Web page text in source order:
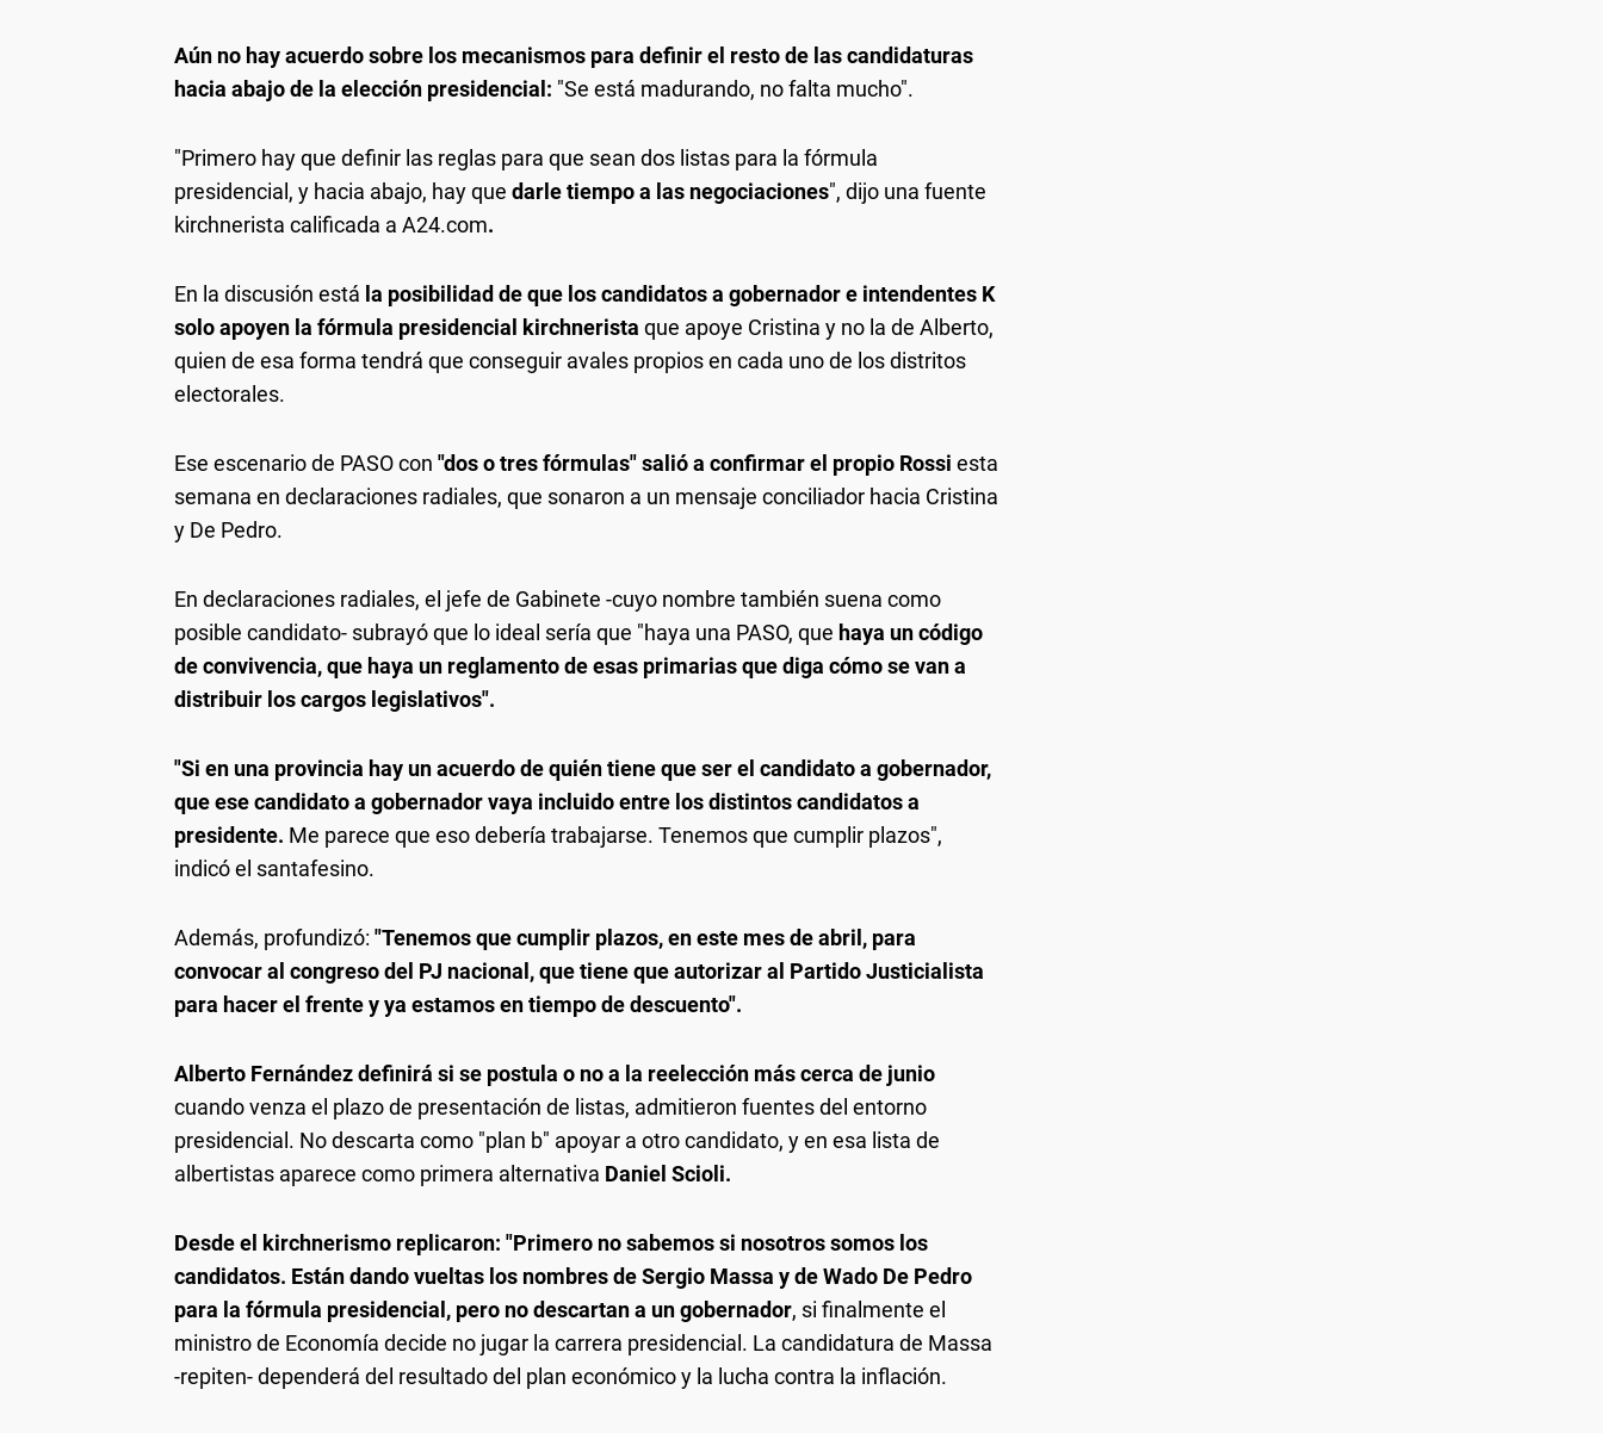
Aún no hay acuerdo sobre los mecanismos para definir el resto de las candidaturas
hacia abajo de la elección presidencial: "Se está madurando, no falta mucho".
"Primero hay que definir las reglas para que sean dos listas para la fórmula
presidencial, y hacia abajo, hay que darle tiempo a las negociaciones", dijo una fuente
kirchnerista calificada a A24.com.
En la discusión está la posibilidad de que los candidatos a gobernador e intendentes K
solo apoyen la fórmula presidencial kirchnerista que apoye Cristina y no la de Alberto,
quien de esa forma tendrá que conseguir avales propios en cada uno de los distritos
electorales.
Ese escenario de PASO con "dos o tres fórmulas" salió a confirmar el propio Rossi esta
semana en declaraciones radiales, que sonaron a un mensaje conciliador hacia Cristina
y De Pedro.
En declaraciones radiales, el jefe de Gabinete -cuyo nombre también suena como
posible candidato- subrayó que lo ideal sería que "haya una PASO, que haya un código
de convivencia, que haya un reglamento de esas primarias que diga cómo se van a
distribuir los cargos legislativos".
"Si en una provincia hay un acuerdo de quién tiene que ser el candidato a gobernador,
que ese candidato a gobernador vaya incluido entre los distintos candidatos a
presidente. Me parece que eso debería trabajarse. Tenemos que cumplir plazos",
indicó el santafesino.
Además, profundizó: "Tenemos que cumplir plazos, en este mes de abril, para
convocar al congreso del PJ nacional, que tiene que autorizar al Partido Justicialista
para hacer el frente y ya estamos en tiempo de descuento".
Alberto Fernández definirá si se postula o no a la reelección más cerca de junio
cuando venza el plazo de presentación de listas, admitieron fuentes del entorno
presidencial. No descarta como "plan b" apoyar a otro candidato, y en esa lista de
albertistas aparece como primera alternativa Daniel Scioli.
Desde el kirchnerismo replicaron: "Primero no sabemos si nosotros somos los
candidatos. Están dando vueltas los nombres de Sergio Massa y de Wado De Pedro
para la fórmula presidencial, pero no descartan a un gobernador, si finalmente el
ministro de Economía decide no jugar la carrera presidencial. La candidatura de Massa
-repiten- dependerá del resultado del plan económico y la lucha contra la inflación.